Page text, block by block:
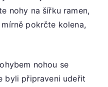
nohy na šířku ramen,
pokrčte kolena,
nohou se
byli připraveni udeřit